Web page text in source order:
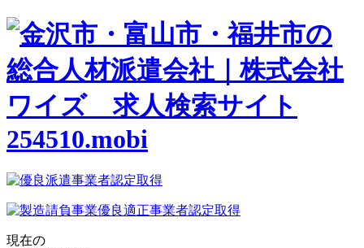
現在の